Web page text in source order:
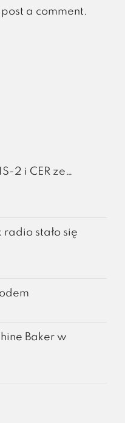
a comment.
2 i CER ze…
radio stało się
Baker w